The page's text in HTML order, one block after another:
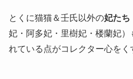
とくに猫猫＆壬氏以外の妃たち
妃・阿多妃・里樹妃・楼蘭妃）
れている点がコレクター心をく